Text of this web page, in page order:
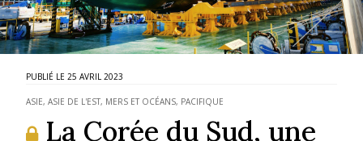
25 AVRIL 2023
ASIE,ASIE DE L'EST, MERS ET OCÉANS, PACIFIQUE
La Corée du Sud, une